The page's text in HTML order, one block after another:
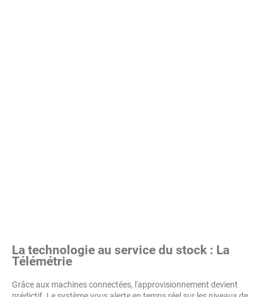
La technologie au service du stock : La
Télémétrie
Grâce aux machines connectées, l'approvisionnement devient